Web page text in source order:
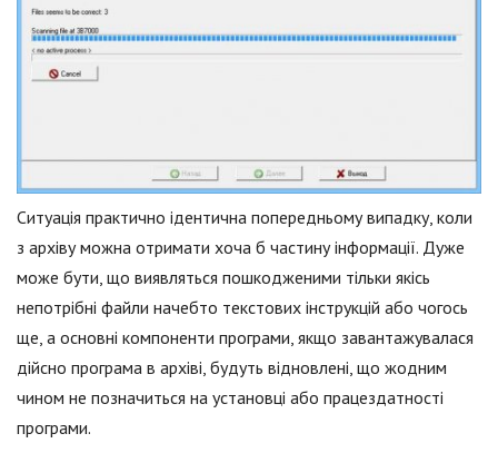
Ситуація практично ідентична попередньому випадку, коли
з архіву можна отримати хоча б частину інформації. Дуже
може бути, що виявляться пошкодженими тільки якісь
непотрібні файли начебто текстових інструкцій або чогось
ще, а основні компоненти програми, якщо завантажувалася
дійсно програма в архіві, будуть відновлені, що жодним
чином не позначиться на установці або працездатності
програми.